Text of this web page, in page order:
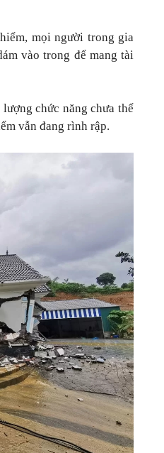
mọi người trong gia
vào trong để mang tài
chức năng chưa thể
vẫn đang rình rập.